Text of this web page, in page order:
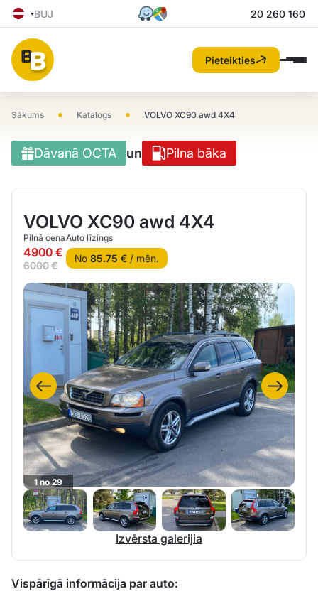
BUJ 20 260 160
Pieteikties
Sākums • Katalogs • VOLVO XC90 awd 4X4
Dāvanā OCTA un Pilna bāka
VOLVO XC90 awd 4X4
Pilnā cena
4900 €
6000 €
Auto līzings
No 85.75 € / mēn.
1 no 29
Izvērsta galerijia
Vispārīgā informācija par auto: